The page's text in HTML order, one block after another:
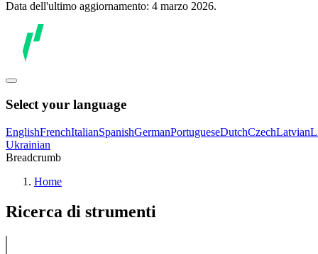
Data dell'ultimo aggiornamento: 4 marzo 2026.
Select your language
EnglishFrenchItalianSpanishGermanPortugueseDutchCzechLatvian
Ukrainian
Breadcrumb
Home
Ricerca di strumenti